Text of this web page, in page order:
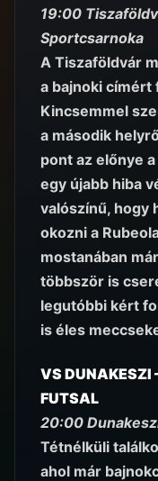
19:00
Sportcsarnoka
A Tiszaföldvár
a bajnoki
Kincsemmel
a második
pont az előnye
egy újabb hiba
valószínű, hogy
okozni a
mostanában
többször is
legutóbbi kért
is éles
VS DUNAKESZI
FUTSAL
20:00
Tétnélküli
ahol már